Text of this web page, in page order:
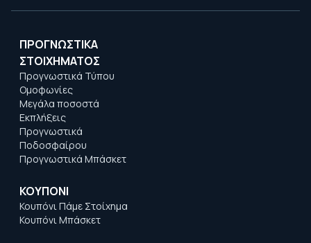
ΠΡΟΓΝΩΣΤΙΚΑ
ΣΤΟΙΧΗΜΑΤΟΣ
Προγνωστικά Τύπου
Ομοφωνίες
Μεγάλα ποσοστά
Εκπλήξεις
Προγνωστικά
Ποδοσφαίρου
Προγνωστικά Μπάσκετ
ΚΟΥΠΟΝΙ
Κουπόνι Πάμε Στοίχημα
Κουπόνι Μπάσκετ